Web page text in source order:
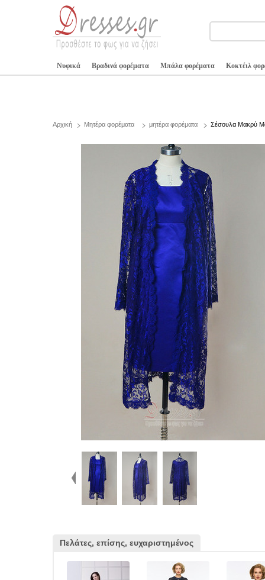
Νυφικά Βραδινά φορέματα Μπάλα φορέματα Κοκτέιλ
Αρχική Μητέρα φορέματα μητέρα φορέματα Σέσουλα Μακρύ
Πελάτες, επίσης, ευχαριστημένος